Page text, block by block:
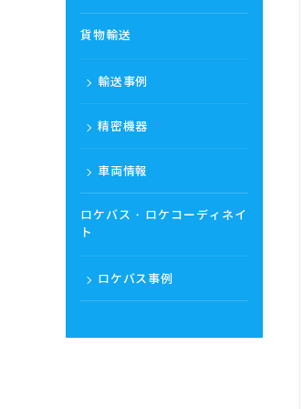
貨物輸送
輸送事例
精密機器
車両情報
ロケバス・ロケコーディネイ
ト
ロケバス事例